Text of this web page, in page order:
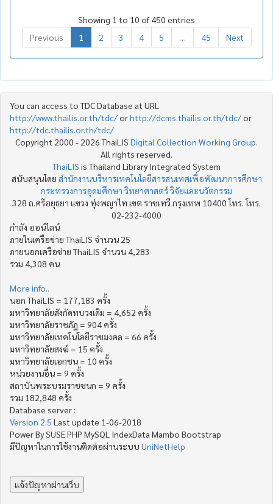
Showing 1 to 10 of 450 entries
Previous
1 2 3 4 5 45 Next
You can access to TDC Database at URL
http://www.thailis.or.th/tdc/orhttp://dcms.thailis.or.th/tdc/or
http://tdc.thailis.or.th/tdc/
Copyright 2000 - 2026 ThaiLIS Digital Collection Working Group
All rights reserved.
ThaiLIS is Thailand Library Integrated System
สนับสนุนโดย สำนักงานบริหารเทคโนโลยีสารสนเทศเพื่อพัฒนาการศึกษา
กระทรวงการอุดมศึกษา วิทยาศาสตร์ วิจัยและนวัตกรรม
328 ถ.ศรีอยุธยา แขวง ทุ่งพญาไท เขต ราชเทวี กรุงเทพ 10400 โทร. โทร.
02-232-4000
กำลัง ออน์ไลน์
ภายในเครือข่าย ThaiLIS จำนวน 25
ภายนอกเครือข่าย ThaiLIS จำนวน 4,283
รวม 4,308 คน
More info..
นอก ThaiLIS = 177,183 ครั้ง
มหาวิทยาลัยสังกัดทบวงเดิม = 4,652 ครั้ง
มหาวิทยาลัยราชภัฏ = 904 ครั้ง
มหาวิทยาลัยเทคโนโลยีราชมงคล = 66 ครั้ง
มหาวิทยาลัยสงฆ์ = 15 ครั้ง
มหาวิทยาลัยเอกชน = 10 ครั้ง
หน่วยงานอื่น = 9 ครั้ง
สถาบันพระบรมราชชนก = 9 ครั้ง
รวม 182,848 ครั้ง
Database server :
Version 2.5 Last update 1-06-2018
Power By SUSE PHP MySQL IndexData Mambo Bootstrap
มีปัญหาในการใช้งานติดต่อผ่านระบบ UniNetHelp